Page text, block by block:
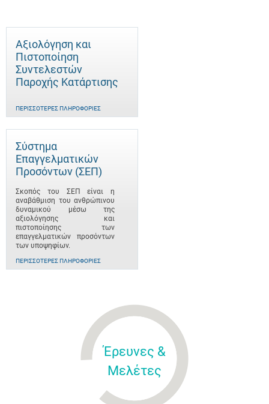
Αξιολόγηση και
Πιστοποίηση
Συντελεστών
Παροχής Κατάρτισης
ΠΕΡΙΣΣΌΤΕΡΕΣ ΠΛΗΡΟΦΟΡΊΕΣ
Σύστημα
Επαγγελματικών
Προσόντων (ΣΕΠ)
Σκοπός του ΣΕΠ είναι η
αναβάθμιση του ανθρώπινου
δυναμικού μέσω της
αξιολόγησης και
πιστοποίησης των
επαγγελματικών προσόντων
των υποψηφίων.
ΠΕΡΙΣΣΌΤΕΡΕΣ ΠΛΗΡΟΦΟΡΊΕΣ
Έρευνες &
Μελέτες